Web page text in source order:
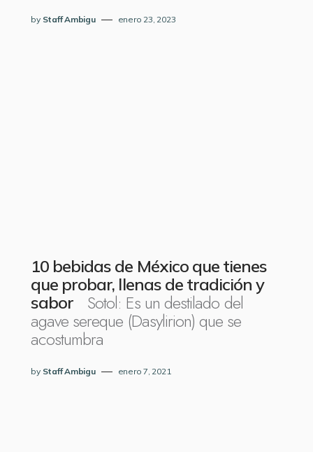
by Staff Ambigu enero 23, 2023
10 bebidas de México que tienes
que probar, llenas de tradición y
sabor
Sotol: Es un destilado del
agave sereque (Dasylirion) que se
acostumbra
by Staff Ambigu enero 7, 2021